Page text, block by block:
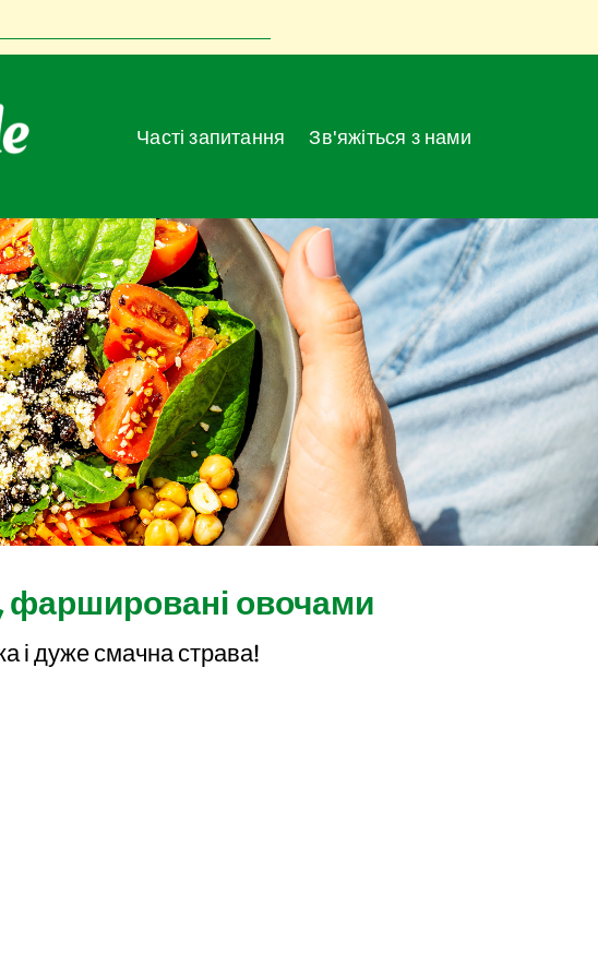
Часті запитання Зв'яжіться з нами
фаршировані овочами
і дуже смачна страва!